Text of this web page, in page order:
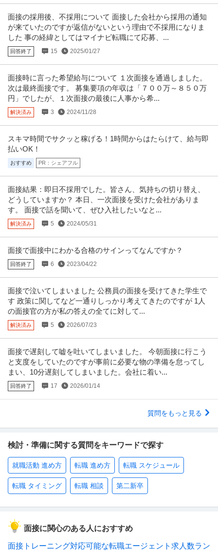
面接の採用後、不採用について 面接した会社から採用の通知
が来ていたのですが返信がないという理由で不採用になりま
した 事の経緯としてはマイナビ転職にて応募、...
回答終了 15 2025/01/27
面接時に言った希望給与について １次面接を通過しました。
次は最終面接です。 募集要項の年収は「７００万～８５０万
円」でしたが、１次面接の最後に人事から希...
解決済み 3 2024/11/28
スキマ時間でサクッと稼げる！1時間からはたらけて、給与即
払いOK！
おすすめ PR：シェアフル
面接結果：即日不採用でした。皆さん、気持ちの切り替え、
どうしていますか？ 本日、一次面接を受けた会社がありま
す。 面接で話を聞いて、ぜひ入社したいなと...
解決済み 5 2024/05/31
面接で面接中にわかる合格のサインってなんですか？
回答終了 6 2023/04/22
面接で泣いてしまいました 公務員の面接を受けてきた学生で
す 政策に関してなど一通りしっかり考えてきたのですが 1人
の面接官の方が私の答えの全てに対して...
解決済み 5 2026/07/23
面接で遅刻して嘘を吐いてしまいました。 今朝面接に行こう
と支度をしていたのですが事前に必要な物の準備を怠ってし
まい、10分遅刻してしまいました。会社に着い...
回答終了 17 2026/01/14
質問をもっと見る
検討・準備に関する質問をキーワードで探す
就職活動 進め方 転職 進め方 転職 スケジュール
転職 タイミング 転職 相談 第二新卒
面接に関心のある人におすすめ
面接トレーニング対応可能な転職エージェント求人数ラン